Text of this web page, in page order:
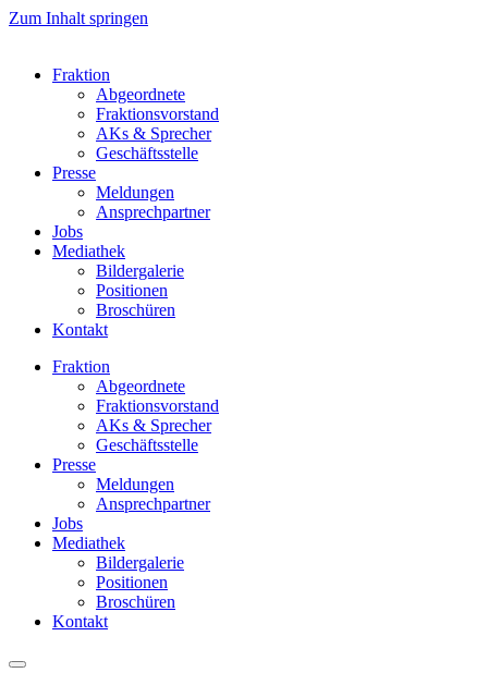
Zum Inhalt springen
Fraktion
Abgeordnete
Fraktions­vorstand
AKs & Sprecher
Geschäftsstelle
Presse
Meldungen
Ansprechpartner
Jobs
Mediathek
Bildergalerie
Positionen
Broschüren
Kontakt
Fraktion
Abgeordnete
Fraktions­vorstand
AKs & Sprecher
Geschäftsstelle
Presse
Meldungen
Ansprechpartner
Jobs
Mediathek
Bildergalerie
Positionen
Broschüren
Kontakt